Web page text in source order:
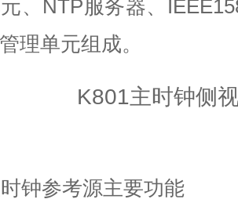
、 NTP服务器、
理单元组成。
钟参考源主要功能